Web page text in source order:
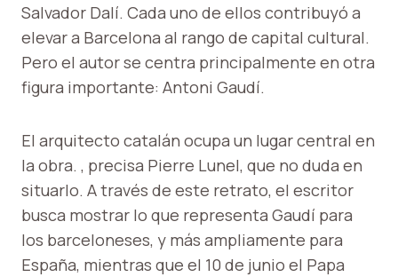
Salvador Dalí. Cada uno de ellos contribuyó a
elevar a Barcelona al rango de capital cultural.
Pero el autor se centra principalmente en otra
figura importante: Antoni Gaudí.
El arquitecto catalán ocupa un lugar central en
la obra. , precisa Pierre Lunel, que no duda en
situarlo. A través de este retrato, el escritor
busca mostrar lo que representa Gaudí para
los barceloneses, y más ampliamente para
España, mientras que el 10 de junio el Papa